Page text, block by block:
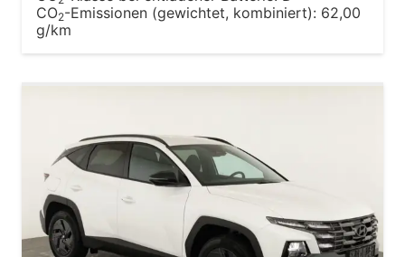
CO2-Emissionen (gewichtet, kombiniert): 62,00
g/km